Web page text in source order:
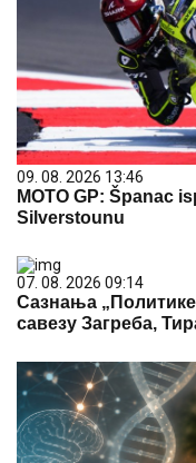
09. 08. 2026 13:46
MOTO GP: Španac
Silverstounu
07. 08. 2026 09:14
Сазнања
савезу Загреба,